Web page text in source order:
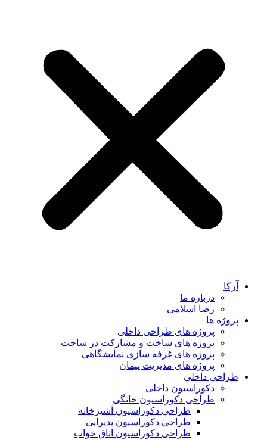
آرکا
درباره ما
رضا اسلامی
پروژه ها
پروژه های طراحی داخلی
پروژه های ساخت و مشارکت در ساخت
پروژه های غرفه سازی نمایشگاهی
پروژه های مدیریت پیمان
طراحی داخلی
دکوراسیون داخلی
طراحی دکوراسیون خانگی
طراحی دکوراسیون آشپزخانه
طراحی دکوراسیون پذیرایی
طراحی دکوراسیون اتاق خواب